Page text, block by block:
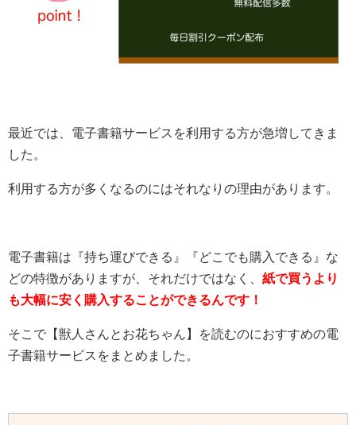
最近では、電子書籍サービスを利用する方が急増してきま
した。
利用する方が多くなるのにはそれなりの理由があります。
電子書籍は『持ち運びできる』『どこでも購入できる』な
どの特徴がありますが、それだけではなく、 紙で買うより
も大幅に安く購入することができるんです！
そこで【獣人さんとお花ちゃん】を読むのにおすすめの電
子書籍サービスをまとめました。